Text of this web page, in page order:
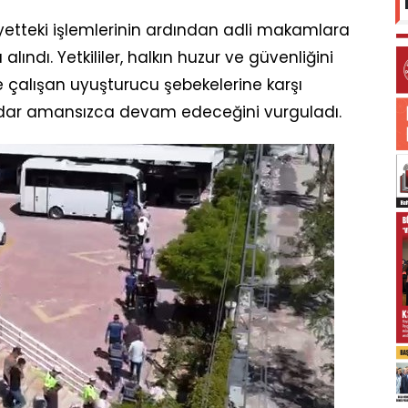
işlemlerinin ardından adli makamlara
Yetkililer, halkın huzur ve güvenliğini
uyuşturucu şebekelerine karşı
amansızca devam edeceğini vurguladı.